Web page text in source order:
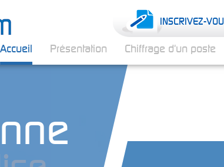
Chiffrage d'un poste
Présentation
Accueil
INSCRIVEZ-